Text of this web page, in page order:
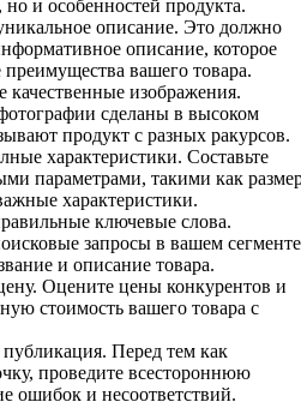
и особенностей продукта.
описание. Это должно
описание, которое
вашего товара.
качественные изображения.
сделаны в высоком
продукт с разных ракурсов.
характеристики. Составьте
параметрами, такими как
характеристики.
ключевые слова.
запросы в вашем сегменте
и описание товара.
Оцените цены конкурентов и
стоимость вашего товара с
Перед тем как
проведите всестороннюю
ошибок и несоответствий.